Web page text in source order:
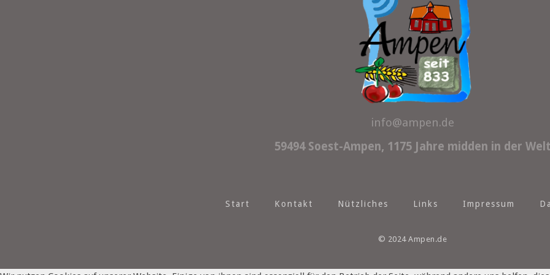
info@ampen.de
59494 Soest-Ampen, 1175 Jahre midden in der Welt
Start Kontakt Nützliches Links Impressum
© 2024 Ampen.de